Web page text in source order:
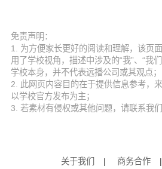
免责声明：
1. 为方便家长更好的阅读和理解，该页
用了学校视角，描述中涉及的“我”、“我
学校本身，并不代表远播公司或其观点；
2. 此网页内容目的在于提供信息参考，
以学校官方发布为主；
3. 若素材有侵权或其他问题，请联系我们
关于我们 | 商务合作 |